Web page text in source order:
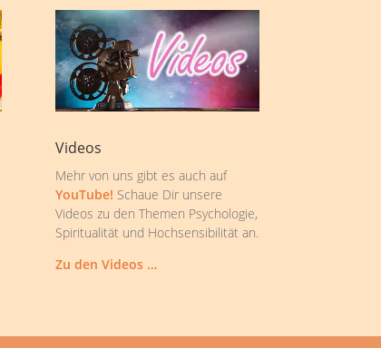
Videos
Mehr von uns gibt es auch auf
YouTube! Schaue Dir unsere
Videos zu den Themen Psychologie,
Spiritualität und Hochsensibilität an.
Zu den Videos …